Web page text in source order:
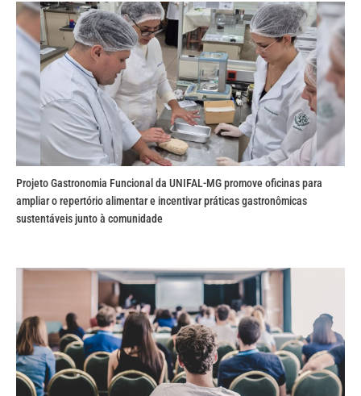
Projeto Gastronomia Funcional da UNIFAL-MG promove oficinas para
ampliar o repertório alimentar e incentivar práticas gastronômicas
sustentáveis junto à comunidade